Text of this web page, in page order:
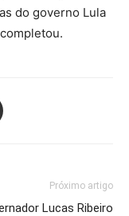
do governo Lula
Próximo artigo
Lucas Ribeiro